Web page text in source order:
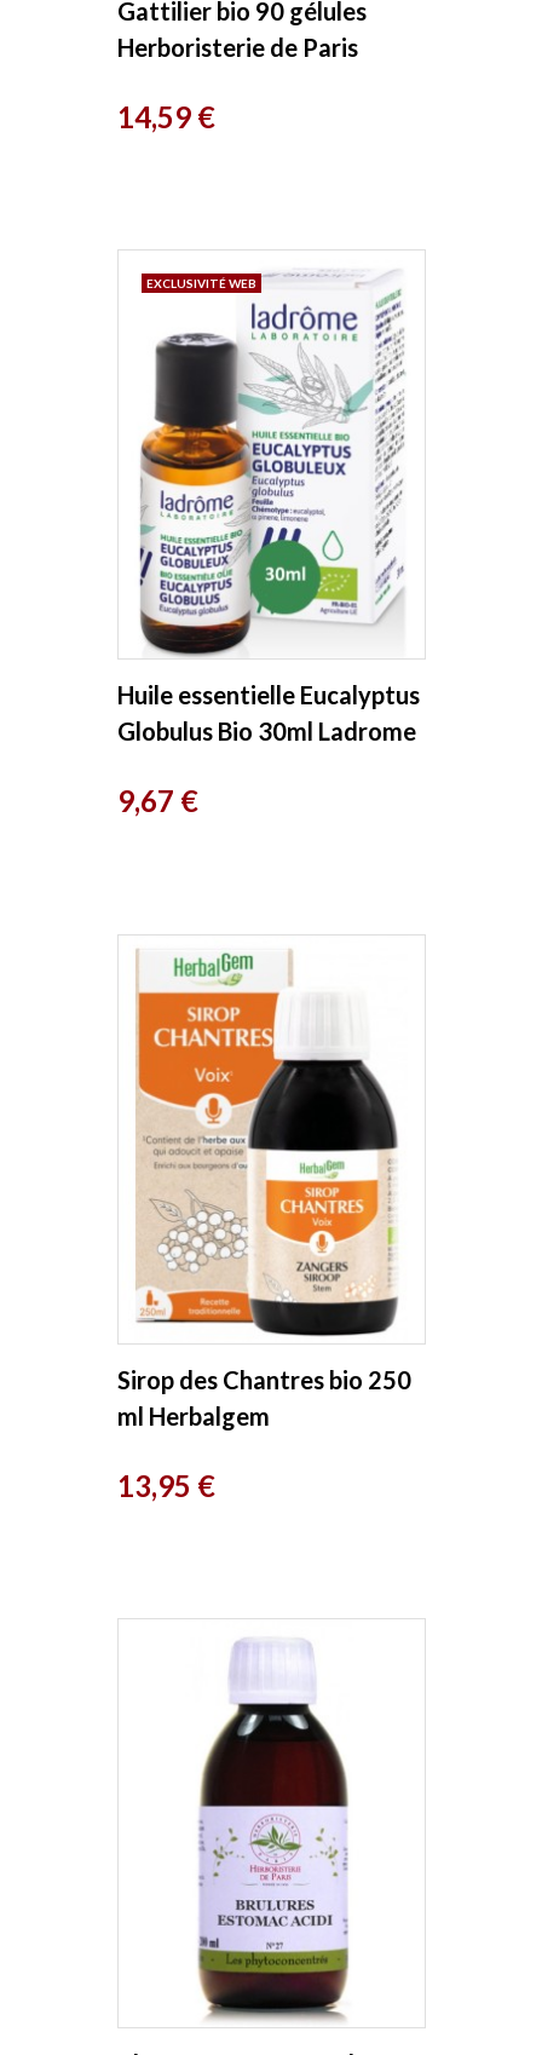
Gattilier bio 90 gélules
Herboristerie de Paris
Prix
14,59 €
Huile essentielle Eucalyptus
Globulus Bio 30ml Ladrome
Prix
9,67 €
EXCLUSIVITÉ WEB
Sirop des Chantres bio 250
ml Herbalgem
Prix
13,95 €